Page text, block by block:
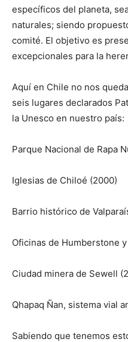
específicos del planeta,
naturales; siendo
comité. El objetivo es
excepcionales para la
Aquí en Chile no nos
seis lugares declarados
la Unesco en nuestro país:
Parque Nacional de Rapa
Iglesias de Chiloé (2000)
Barrio histórico de
Oficinas de Humberstone
Ciudad minera de Sewell
Qhapaq Ñan, sistema vial
Sabiendo que tenemos